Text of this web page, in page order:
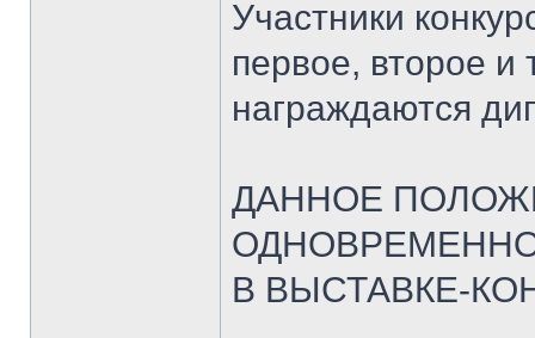
Участники
первое, второе
награждаются
ДАННОЕ
В ВЫСТАВКЕ-